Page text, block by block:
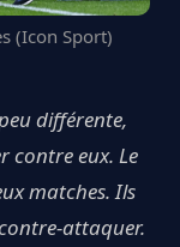
(Icon Sport)
différente,
contre eux. Le
matches. Ils
attaquer.